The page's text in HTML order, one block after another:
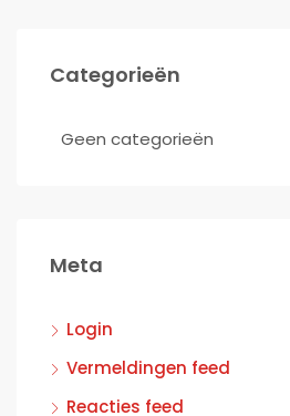
Categorieën
Geen categorieën
Meta
Login
Vermeldingen feed
Reacties feed